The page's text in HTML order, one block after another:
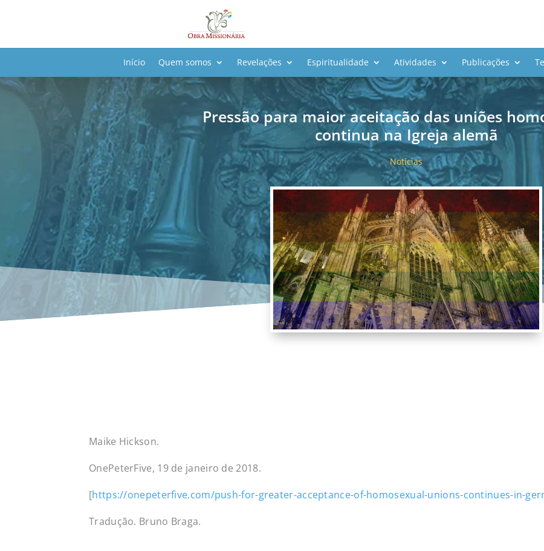
Início Quem somos Revelações Espiritualidade Atividades Publicações
Pressão para maior aceitação das uniões
continua na Igreja alemã
Notícias
Maike Hickson.
OnePeterFive, 19 de janeiro de 2018.
[https://onepeterfive.com/push-for-greater-acceptance-of-homosexual-unions-continues-in-
Tradução. Bruno Braga.